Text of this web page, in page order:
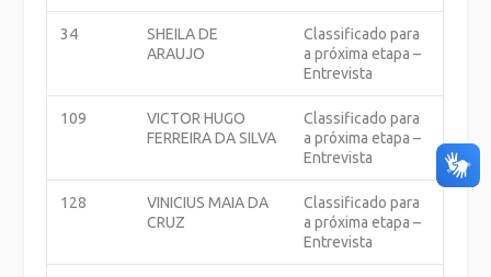
34
SHEILA DE
ARAUJO
Classificado para
a próxima etapa –
Entrevista
109
VICTOR HUGO
FERREIRA DA SILVA
Classificado para
a próxima etapa –
Entrevista
128
VINICIUS MAIA DA
CRUZ
Classificado para
a próxima etapa –
Entrevista